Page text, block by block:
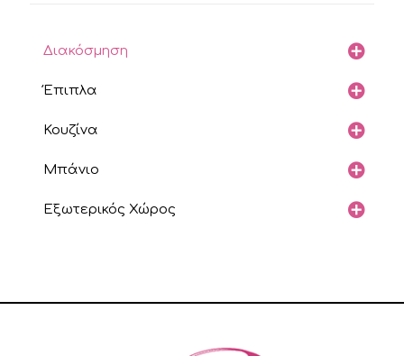
Διακόσμηση
Έπιπλα
Κουζίνα
Μπάνιο
Εξωτερικός Χώρος